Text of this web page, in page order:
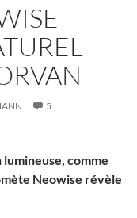
5
comme
Neowise révèle